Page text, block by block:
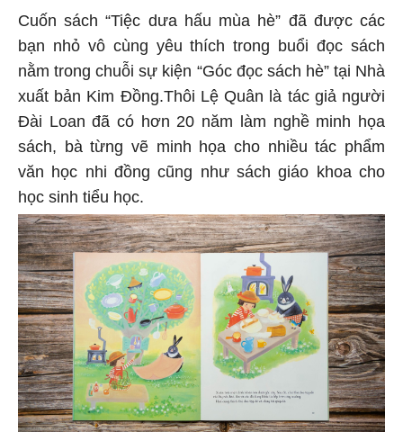
Cuốn sách “Tiệc dưa hấu mùa hè” đã được các
bạn nhỏ vô cùng yêu thích trong buổi đọc sách
nằm trong chuỗi sự kiện “Góc đọc sách hè” tại Nhà
xuất bản Kim Đồng.Thôi Lệ Quân là tác giả người
Đài Loan đã có hơn 20 năm làm nghề minh họa
sách, bà từng vẽ minh họa cho nhiều tác phẩm
văn học nhi đồng cũng như sách giáo khoa cho
học sinh tiểu học.